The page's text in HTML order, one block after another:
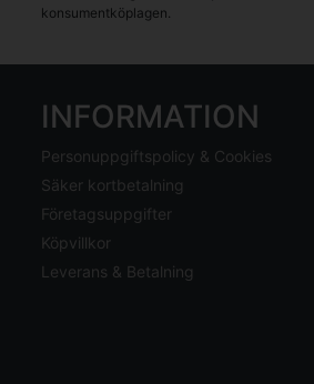
konsumentköplagen.
INFORMATION
Personuppgiftspolicy & Cookies
Säker kortbetalning
Företagsuppgifter
Köpvillkor
Leverans & Betalning